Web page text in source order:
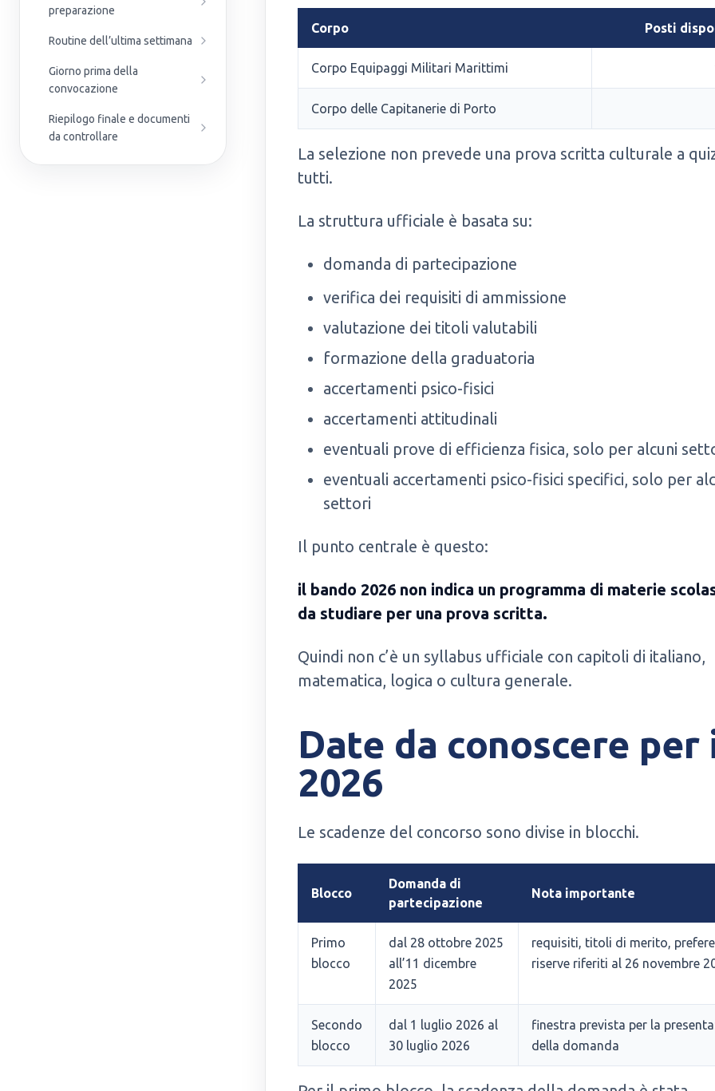
preparazione
Routine dell’ultima settimana
Giorno prima della
convocazione
Riepilogo finale e documenti
da controllare
Corpo Posti
Corpo Equipaggi Militari Marittimi
Corpo delle Capitanerie di Porto
La selezione non prevede una prova scritta culturale a
tutti.
La struttura ufficiale è basata su:
domanda di partecipazione
verifica dei requisiti di ammissione
valutazione dei titoli valutabili
formazione della graduatoria
accertamenti psico-fisici
accertamenti attitudinali
eventuali prove di efficienza fisica, solo per alcuni
eventuali accertamenti psico-fisici specifici, solo per
settori
Il punto centrale è questo:
il bando 2026 non indica un programma di materie
da studiare per una prova scritta.
Quindi non c’è un syllabus ufficiale con capitoli di italiano,
matematica, logica o cultura generale.
Date da conoscere per
2026
Le scadenze del concorso sono divise in blocchi.
Blocco
Domanda di
partecipazione
Nota importante
Primo
blocco
dal 28 ottobre 2025
all’11 dicembre
2025
requisiti, titoli di merito,
riserve riferiti al 26 novembre
Secondo
blocco
dal 1 luglio 2026 al
30 luglio 2026
finestra prevista per la
della domanda